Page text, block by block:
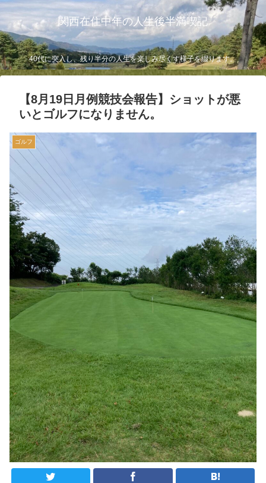
関西在住中年の人生後半満喫記
40代に突入し、残り半分の人生を楽しみ尽くす様子を綴ります。
【8月19日月例競技会報告】ショットが悪
いとゴルフになりません。
ゴルフ